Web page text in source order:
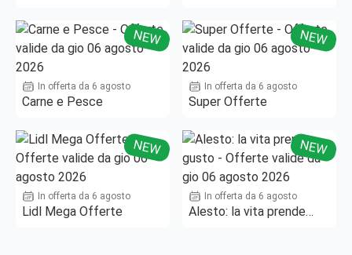
NEW
In offerta da 6 agosto
Carne e Pesce
NEW
In offerta da 6 agosto
Super Offerte
NEW
In offerta da 6 agosto
Lidl Mega Offerte
NEW
In offerta da 6 agosto
Alesto: la vita prende